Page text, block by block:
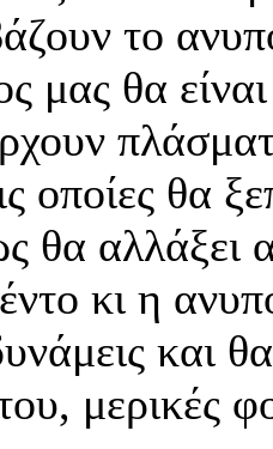
το
μας θα
οποίες θα
θα
κι η
και
μερικές